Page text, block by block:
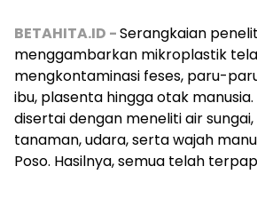
BETAHITA.ID -Serangkaian
menggambarkan mikroplastik
mengkontaminasi feses, paru-
ibu, plasenta hingga otak manusia.
disertai dengan meneliti air sungai,
tanaman, udara, serta wajah
Poso. Hasilnya, semua telah